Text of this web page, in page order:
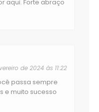
aqui. Forte abraço
de 2024 às 11:22
passa sempre
e muito sucesso